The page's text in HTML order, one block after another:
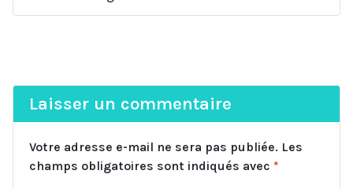
Laisser un commentaire
Votre adresse e-mail ne sera pas publiée. Les
champs obligatoires sont indiqués avec *